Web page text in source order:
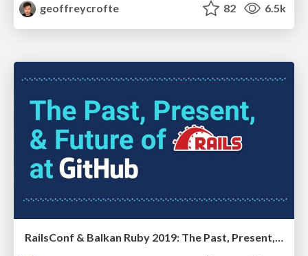
geoffreycrofte
82 6.5k
RailsConf & Balkan Ruby 2019: The Past, Present, and Future of Rails at GitHub